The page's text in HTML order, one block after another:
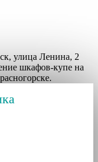
улица Ленина, 2
шкафов-купе на